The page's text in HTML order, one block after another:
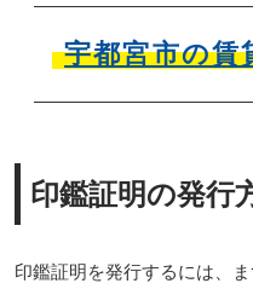
宇都宮市の賃
印鑑証明の発行
印鑑証明を発行するには、